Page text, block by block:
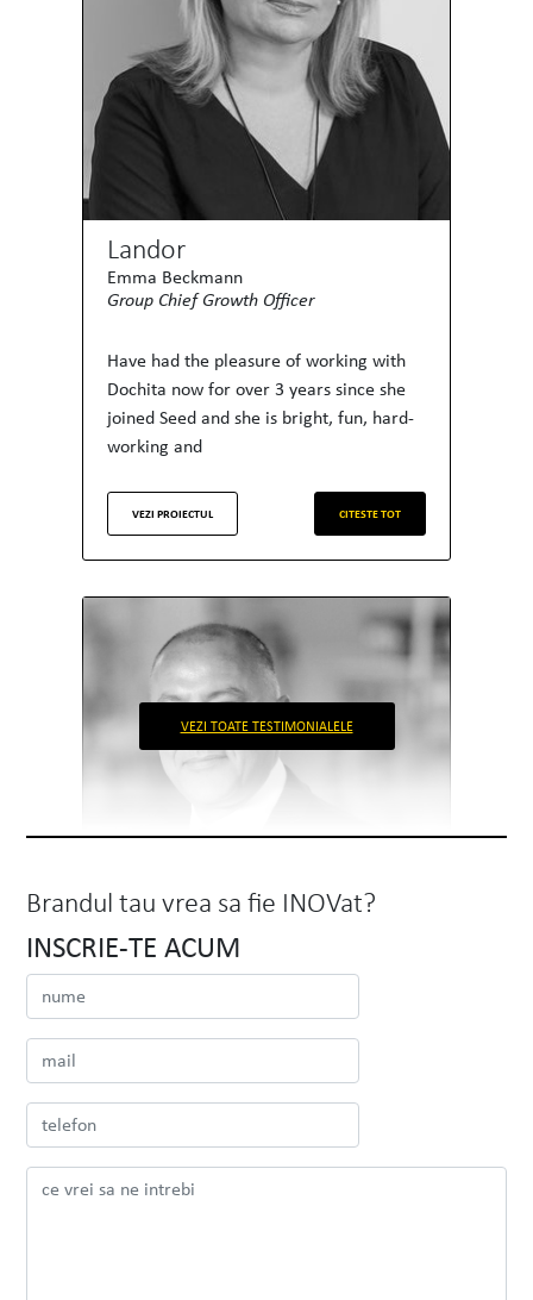
Landor
Emma Beckmann
Group Chief Growth Officer
Have had the pleasure of working with
Dochita now for over 3 years since she
joined Seed and she is bright, fun, hard-
working and
VEZI PROIECTUL CITESTE TOT
Nawaf Salameh
Chairman & Founding Owner
Prima intalnire cu echipa INOVEO a fost
impresionat cu entuziasmul
VEZI TOATE TESTIMONIALELE
Brandul tau vrea sa fie INOVat?
INSCRIE-TE ACUM